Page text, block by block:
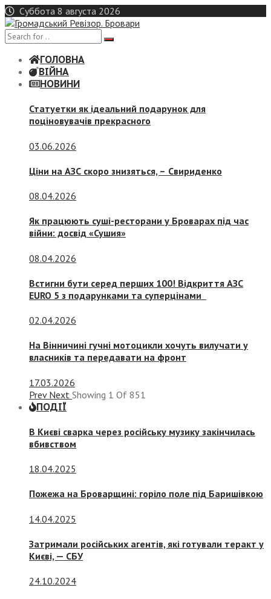
Skip
to
content
Суббота 8 августа 2026
ГОЛОВНА
ВІЙНА
НОВИНИ
Статуетки як ідеальний подарунок для
поціновувачів прекрасного
03.06.2026
Ціни на АЗС скоро знизяться, – Свириденко
08.04.2026
Як працюють суші-ресторани у Броварах під час
війни: досвід «Сушия»
08.04.2026
Встигни бути серед перших 100! Відкриття АЗС
EURO 5 з подарунками та суперцінами
02.04.2026
На Вінничині гучні мотоцикли хочуть вилучати у
власників та передавати на фронт
17.03.2026
Prev Next Showing 1 Of 851
ПОДІЇ
В Києві сварка через російську музику закінчилась
вбивством
18.04.2025
Пожежа на Броварщині: горіло поле під Баришівкою
14.04.2025
Затримали російських агентів, які готували теракт у
Києві, — СБУ
24.10.2024